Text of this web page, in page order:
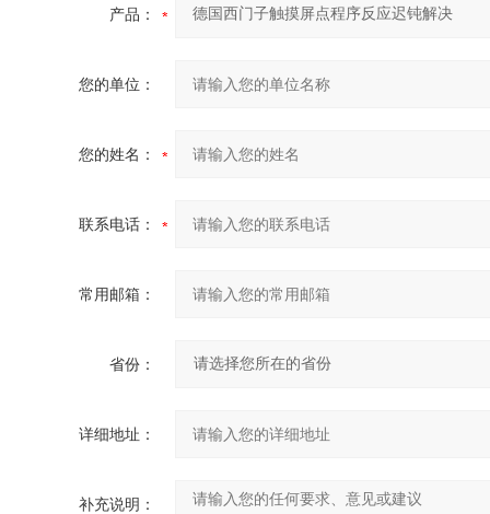
产品：
您的单位：
您的姓名：
联系电话：
常用邮箱：
省份：
详细地址：
补充说明：